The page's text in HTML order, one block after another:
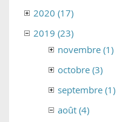
2020 (17)
2019 (23)
novembre (1)
octobre (3)
septembre (1)
août (4)